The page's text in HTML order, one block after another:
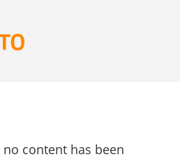
content has been